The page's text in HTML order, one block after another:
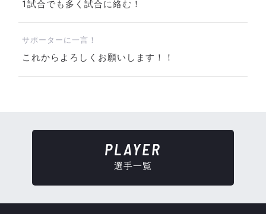
1試合でも多く試合に絡む！
サポーターに一言！
これからよろしくお願いします！！
PLAYER
選手一覧